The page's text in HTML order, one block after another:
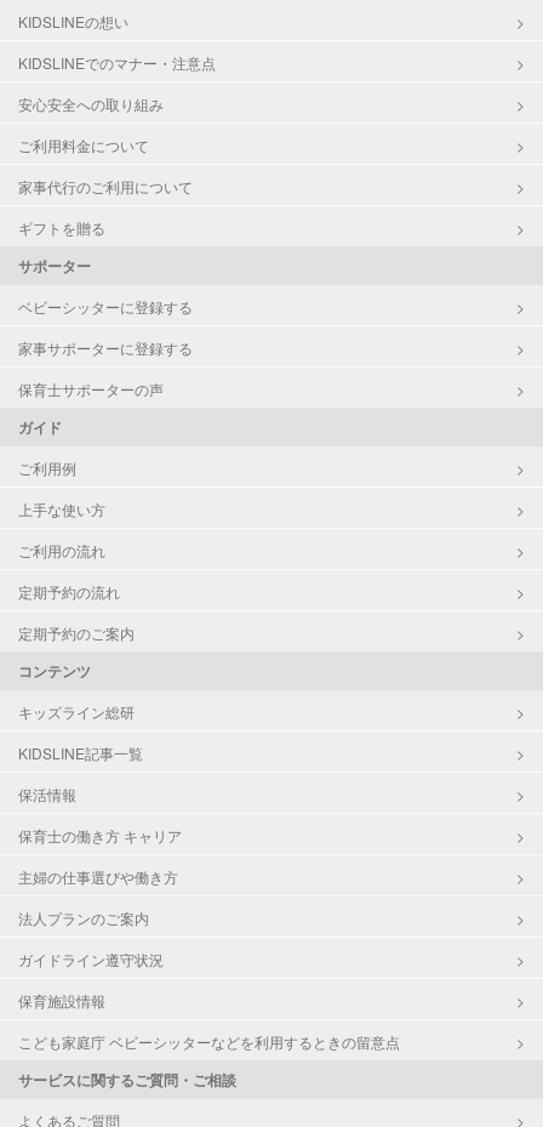
病児対応
レッスン
お子様の撮影
KIDSLINEの想い
KIDSLINEでのマナー・注意点
安心安全への取り組み
ご利用料金について
家事代行のご利用について
ギフトを贈る
サポーター
ベビーシッターに登録する
家事サポーターに登録する
保育士サポーターの声
ガイド
ご利用例
上手な使い方
ご利用の流れ
定期予約の流れ
定期予約のご案内
コンテンツ
キッズライン総研
KIDSLINE記事一覧
保活情報
保育士の働き方 キャリア
主婦の仕事選びや働き方
法人プランのご案内
ガイドライン遵守状況
保育施設情報
こども家庭庁 ベビーシッターなどを利用するときの留意点
サービスに関するご質問・ご相談
よくあるご質問